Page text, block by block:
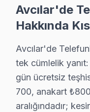
· Avcılar Sony
· Avcılar Philips
· Avcılar Samsung
· Avcılar LG
· Avcılar Panasonic
· Avcılar Toshiba
Avcılar'de
Hakkında
Avcılar'de
tek cümlelik
gün ücretsiz
700, anakart
aralığındadır;